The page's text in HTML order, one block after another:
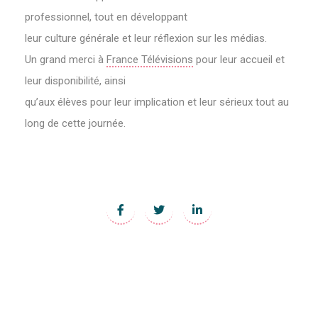
professionnel, tout en développant
leur culture générale et leur réflexion sur les médias.
Un grand merci à France Télévisions pour leur accueil et
leur disponibilité, ainsi
qu’aux élèves pour leur implication et leur sérieux tout au
long de cette journée.